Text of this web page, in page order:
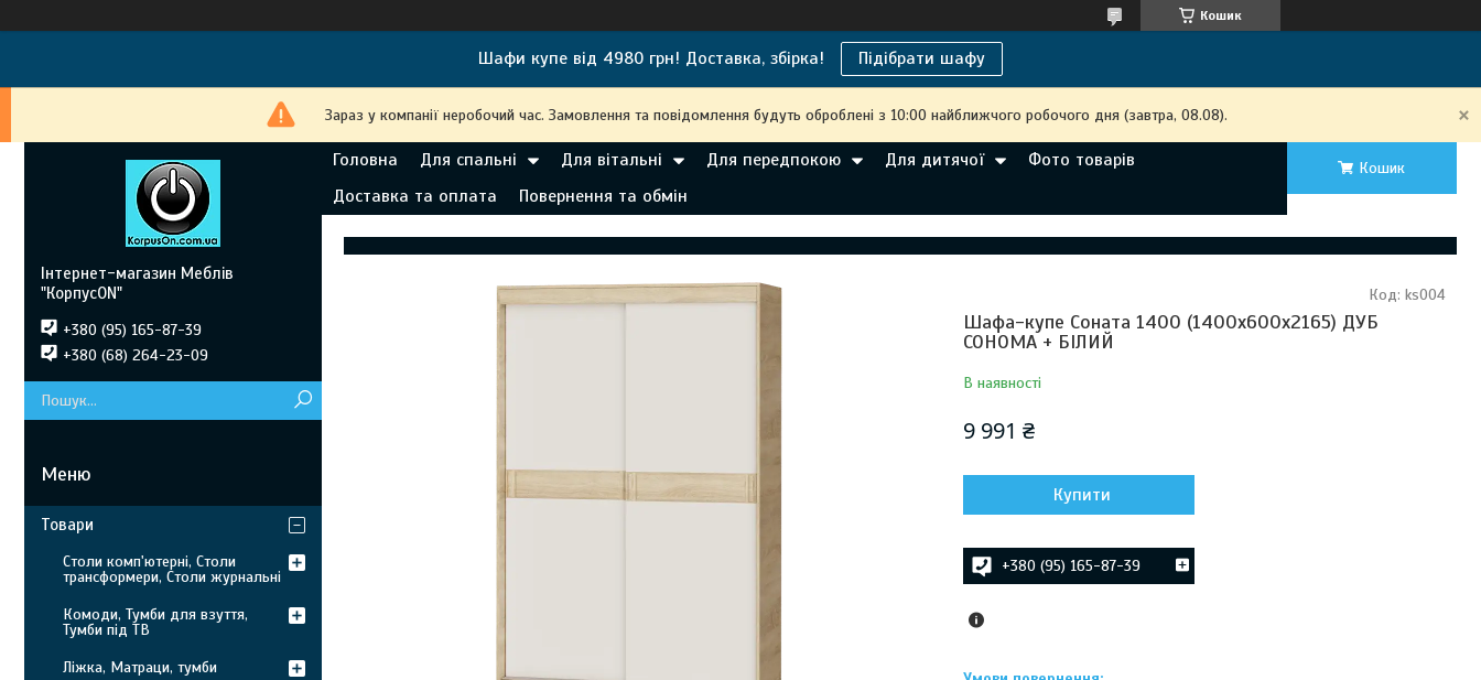
Кошик
Шафи купе від 4980 грн! Доставка, збірка! Підібрати шафу
Зараз у компанії неробочий час. Замовлення та повідомлення будуть оброблені з 10:00 найближчого робочого дня (завтра, 08.08).
Головна Для спальні Для вітальні Для передпокою Для дитячої
Фото товарів
Доставка та оплата
Повернення та обмін
Кошик
Шафа-купе Соната 1400 (1400х600х2165) ДУБ
СОНОМА + БІЛИЙ
В наявності
Код: ks004
9 991 ₴
Купити
+380 (95) 165-87-39
Інтернет-магазин Меблів
"КорпусON"
+380 (95) 165-87-39
+380 (68) 264-23-09
Товари
Столи комп'ютерні, Столи
трансформери, Столи журнальні
Комоди, Тумби для взуття,
Тумби під ТВ
Ліжка, Матраци, тумби